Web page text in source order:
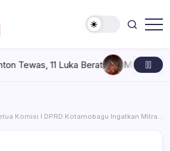
11 Luka Berat Minggu, Agustus
Komisi I DPRD Kotamobagu Ingatkan Mitra Kerja Agar Maksimal